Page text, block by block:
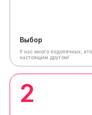
Выбор
У нас много подопечных,
настоящим другом!
2